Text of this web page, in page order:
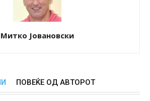
Митко Јовановски
ПОВЕЌЕ ОД АВТОРОТ